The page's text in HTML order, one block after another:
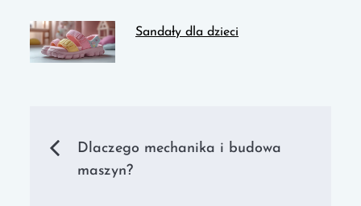
Sandały dla dzieci
Nawigacja
Dlaczego mechanika i budowa
maszyn?